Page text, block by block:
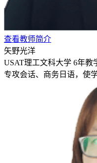
查看教师简介
矢野光洋
USAT理工文科大学 6年教
专攻会话、商务日语，使